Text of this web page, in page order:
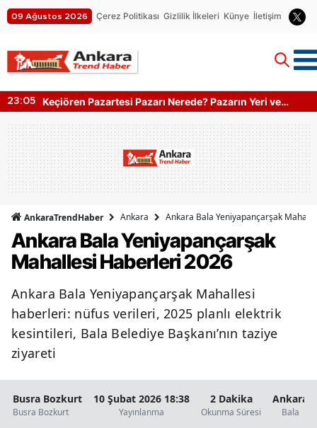
09 Ağustos 2026 Çerez Politikası Gizlilik İlkeleri Künye İletişim
23:05
Keçiören Pazartesi Pazarı Nerede? Pazarın Yeri ve
AnkaraTrendHaber Ankara Ankara Bala Yeniyapançarşak
Ankara Bala Yeniyapançarşak
Mahallesi Haberleri 2026
Ankara Bala Yeniyapançarşak Mahallesi
haberleri: nüfus verileri, 2025 planlı elektrik
kesintileri, Bala Belediye Başkanı’nın taziye
ziyareti
Busra Bozkurt
Busra Bozkurt
10 Şubat 2026 18:38
Yayınlanma
2 Dakika
Okunma Süresi
Ankara
Bala